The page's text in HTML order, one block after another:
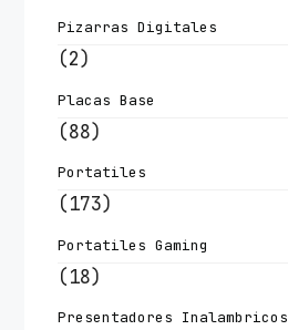
Pizarras Digitales
(2)
Placas Base
(88)
Portatiles
(173)
Portatiles Gaming
(18)
Presentadores Inalambricos